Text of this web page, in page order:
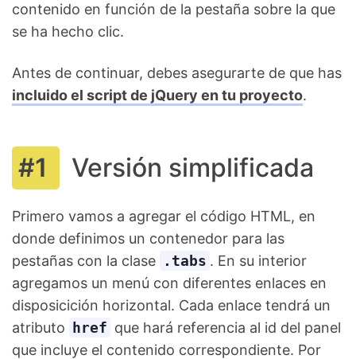
contenido en función de la pestaña sobre la que
se ha hecho clic.
Antes de continuar, debes asegurarte de que has
incluido el script de jQuery en tu proyecto.
Versión simplificada
Primero vamos a agregar el código HTML, en
donde definimos un contenedor para las
pestañas con la clase
.tabs . En su interior
agregamos un menú con diferentes enlaces en
disposicición horizontal. Cada enlace tendrá un
atributo
href que hará referencia al id del panel
que incluye el contenido correspondiente. Por